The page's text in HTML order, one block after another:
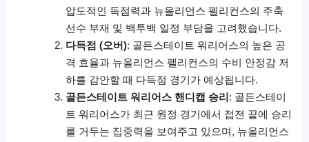
압도적인 득점력과 뉴올리언스 펠리컨스의 주축
선수 부재 및 백투백 일정 부담을 고려했습니다.
다득점 (오버): 골든스테이트 워리어스의 높은 공
격 효율과 뉴올리언스 펠리컨스의 수비 안정감 저
하를 감안할 때 다득점 경기가 예상됩니다.
골든스테이트 워리어스 핸디캡 승리 : 골든스테이
트 워리어스가 최근 원정 경기에서 접전 끝에 승리
를 거두는 집중력을 보여주고 있으며, 뉴올리언스